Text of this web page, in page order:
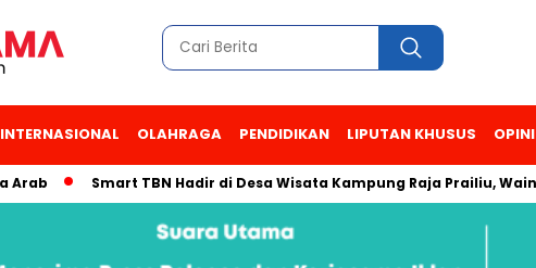
INTERNASIONAL OLAHRAGA PENDIDIKAN LIPUTAN KHUSUS OPINI
Smart TBN Hadir di Desa Wisata Kampung Raja Prailiu, Waingapu!